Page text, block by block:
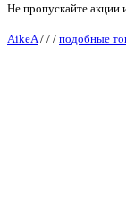
Не пропускайте акции
AikeA / / / подобные